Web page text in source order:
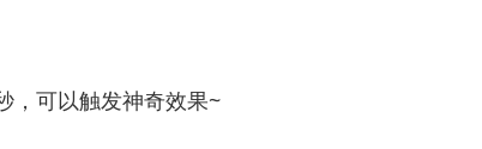
，可以触发神奇效果~